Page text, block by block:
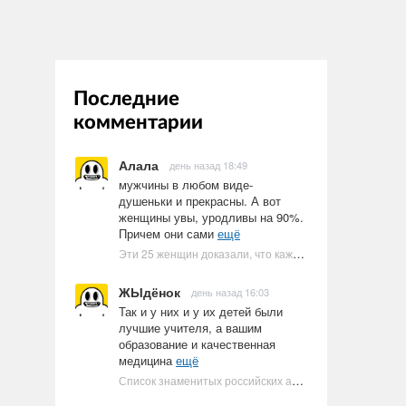
Последние
комментарии
Алала день назад 18:49
мужчины в любом виде-
душеньки и прекрасны. А вот
женщины увы, уродливы на 90%.
Причем они сами ещё
Эти 25 женщин доказали, что каждое тело имеет право быть в бикини
ЖЫдёнок день назад 16:03
Так и у них и у их детей были
лучшие учителя, а вашим
образование и качественная
медицинаещё
Список знаменитых российских артистов-евреев | Ультрамарин